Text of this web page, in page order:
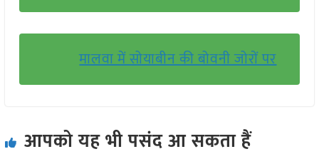
मालवा में सोयाबीन की बोवनी जोरों पर
आपको यह भी पसंद आ सकता हैं